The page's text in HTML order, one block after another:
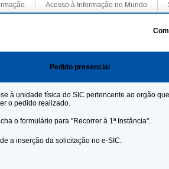
Acesso à Informação no Mundo
Pedido presencial
à unidade física do SIC pertencente ao orgão
o pedido realizado.
o formulário para "Recorrer à 1ª Instância".
a inserção da solicitação no e-SIC.